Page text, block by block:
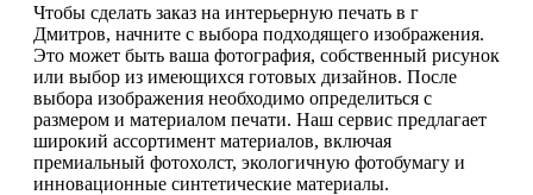
Чтобы сделать заказ на интерьерную печать в г
Дмитров, начните с выбора подходящего изображения.
Это может быть ваша фотография, собственный рисунок
или выбор из имеющихся готовых дизайнов. После
выбора изображения необходимо определиться с
размером и материалом печати. Наш сервис предлагает
широкий ассортимент материалов, включая
премиальный фотохолст, экологичную фотобумагу и
инновационные синтетические материалы.